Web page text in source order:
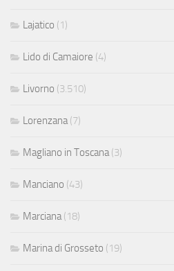
Lajatico (1)
Lido di Camaiore (4)
Livorno (3.510)
Lorenzana (7)
Magliano in Toscana (3)
Manciano (43)
Marciana (18)
Marina di Grosseto (19)